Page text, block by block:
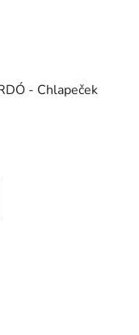
- Chlapeček